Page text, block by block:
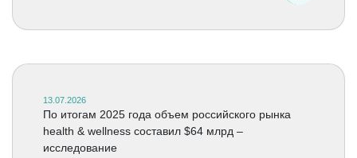
13.07.2026
По итогам 2025 года объем российского рынка
health & wellness составил $64 млрд –
исследование